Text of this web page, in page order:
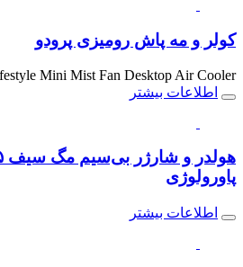
کولر و مه پاش رومیزی پرودو
Mini Mist Fan Desktop Air Cooler
اطلاعات بیشتر
پاورولوژی
اطلاعات بیشتر